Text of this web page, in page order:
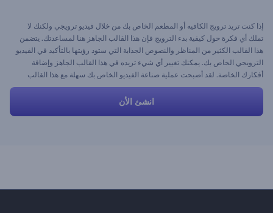
إذا كنت تريد ترويج الكافيه أو المطعم الخاص بك من خلال فيديو ترويجي ولكنك لا
تملك أي فكرة حول كيفية بدء الترويج فإن هذا القالب الجاهز هنا لمساعدتك. يتضمن
هذا القالب الكثير من المناظر والنصوص الجذابة التي ستود رؤيتها بالتأكيد في الفيديو
الترويجي الخاص بك. يمكنك تغيير أي شيء تريده في هذا القالب الجاهز وإضافة
أفكارك الخاصة. لقد أصبحت عملية صناعة الفيديو الخاص بك سهلة مع هذا القالب
الجاهز ويمكنك الآن الاستمتاع بهذه العملية.
انشئ الأن